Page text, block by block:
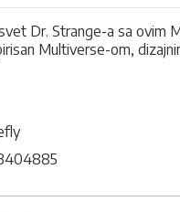
Dr. Strange-a sa ovim
Multiverse-om,